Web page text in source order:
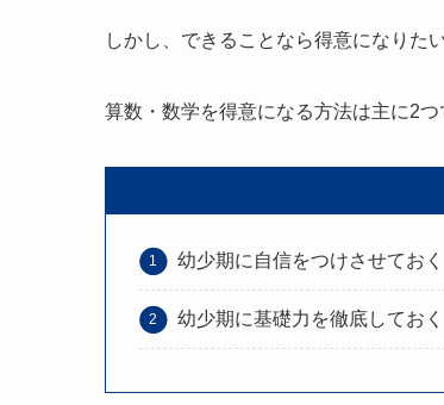
しかし、できることなら得意になりた
算数・数学を得意になる方法は主に2つ
幼少期に自信をつけさせておく
幼少期に基礎力を徹底しておく